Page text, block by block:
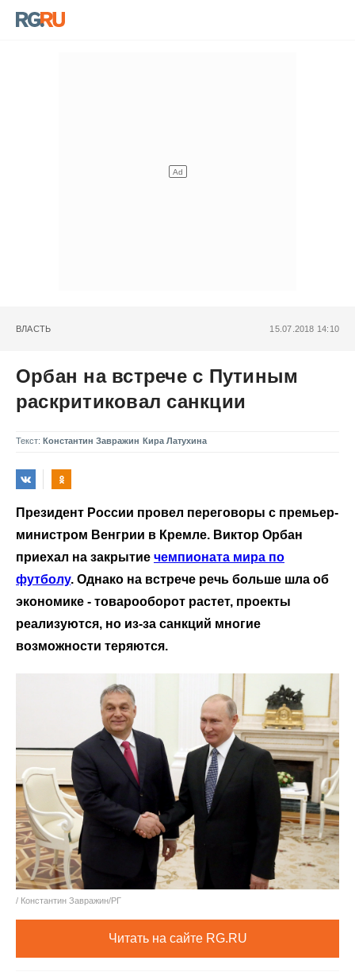
15.07.2018 14:10
ВЛАСТЬ
Орбан на встрече с Путиным
раскритиковал санкции
Текст: Константин Завражин Кира Латухина
Президент России провел переговоры с премьер-
министром Венгрии в Кремле. Виктор Орбан
приехал на закрытие чемпионата мира по
футболу. Однако на встрече речь больше шла об
экономике - товарооборот растет, проекты
реализуются, но из-за санкций многие
возможности теряются.
/ Константин Завражин/РГ
Читать на сайте RG.RU